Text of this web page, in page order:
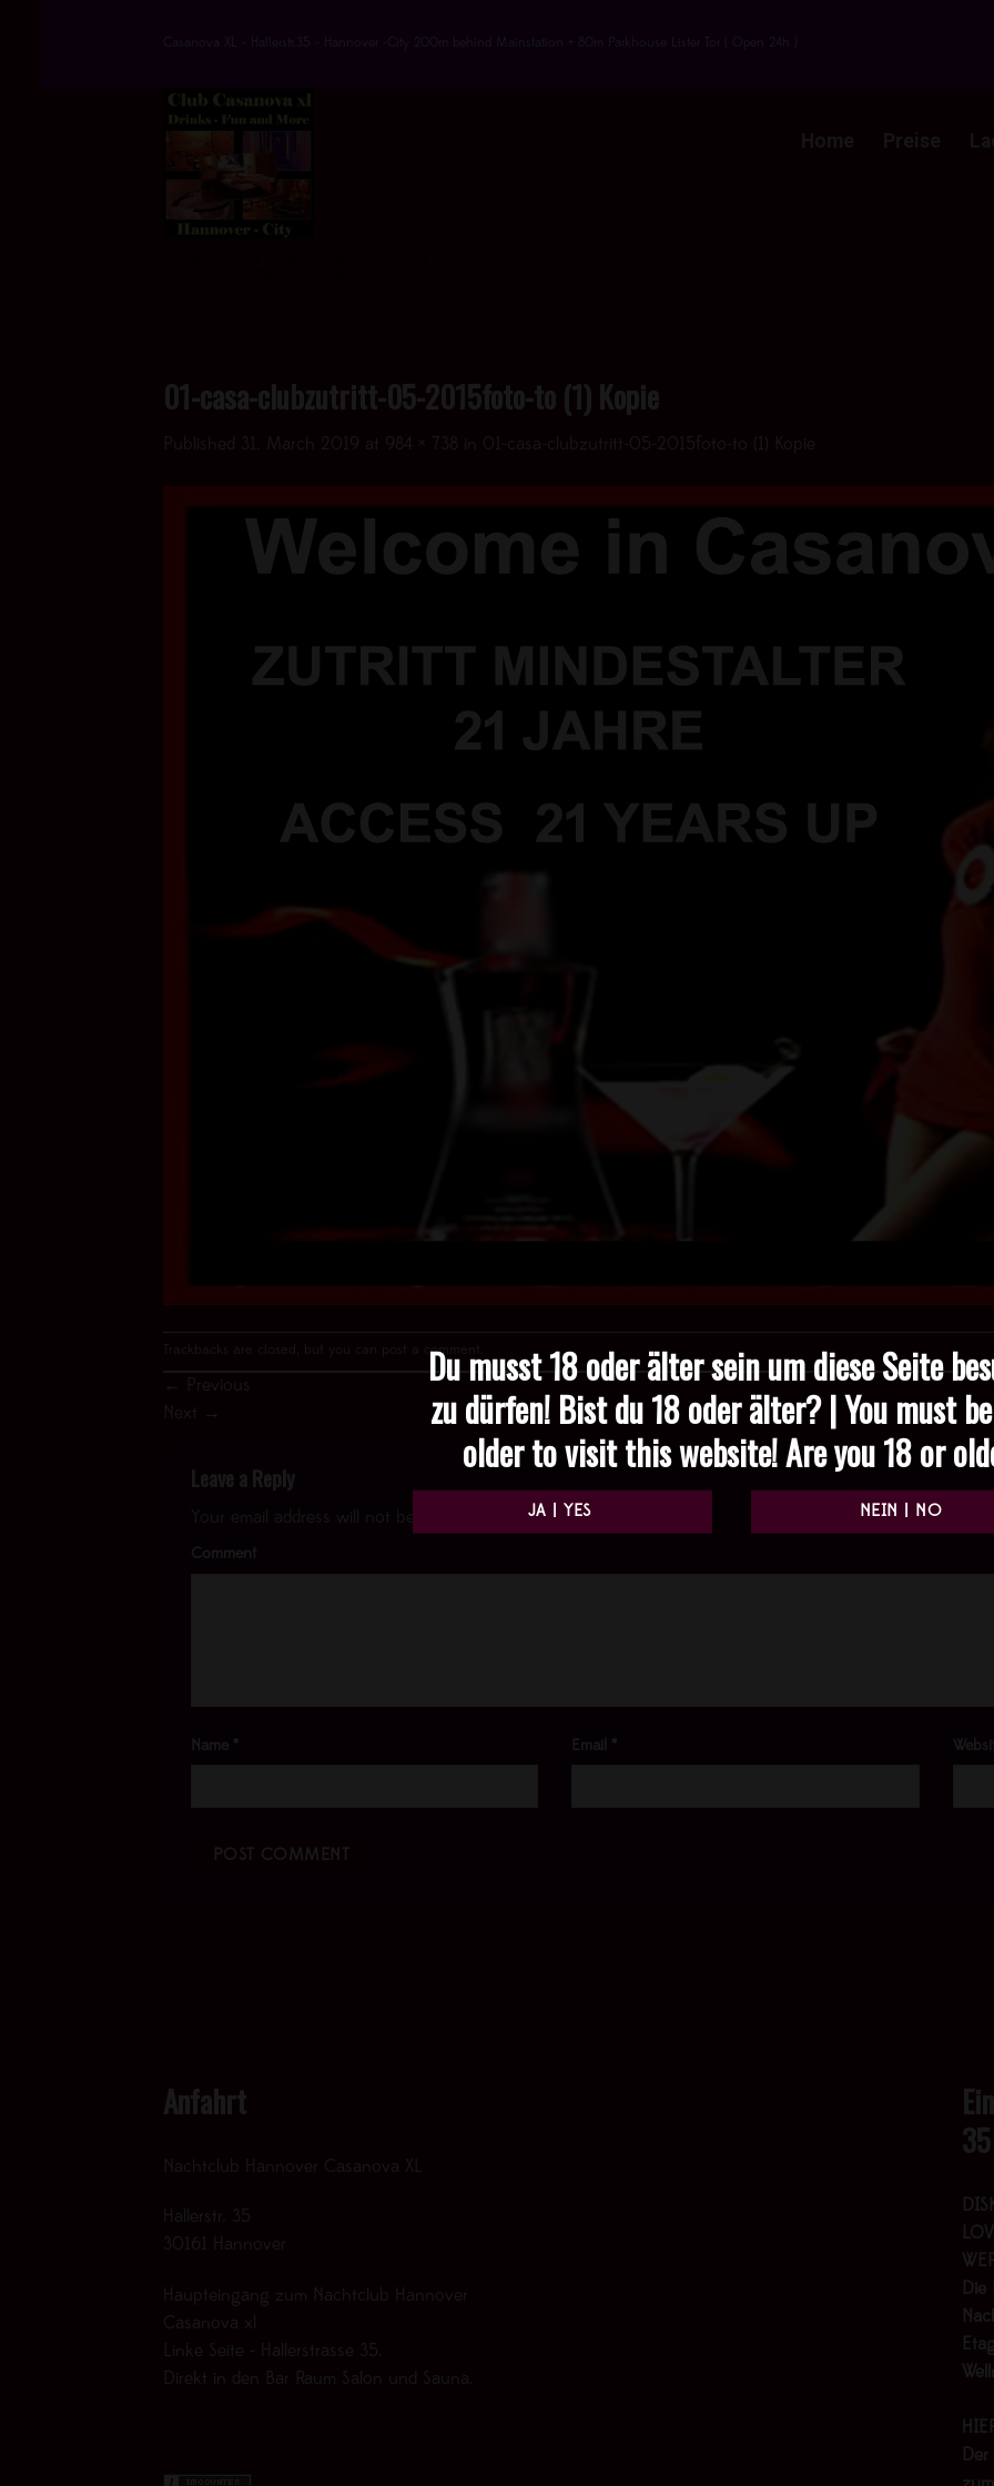
Du musst 18 oder älter sein um diese Seite
zu dürfen! Bist du 18 oder älter? | You must
older to visit this website! Are you 18 or
Casanova XL - Hallerstr.35 - Hannover -City 200m behind Mainstation + 80m Parkhouse Lister Tor ( Open 24h )
01-casa-clubzutritt-05-2015foto-to (1) Kopie
Published 31. March 2019 at 984 × 738 01-casa-clubzutritt-05-2015foto-to (1) Kopie
Trackbacks are closed, but you can post a comment
←
Previous
→
Leave a Reply
Your email address will not be published. Required fields are marked
Comment
Name * Email *
Anfahrt
Nachtclub Hannover Casanova XL
Hallerstr. 35
30161 Hannover
Haupteingang zum Nachtclub Hannover
Casanova xl
Linke Seite - Hallerstrasse 35.
Direkt in den Bar Raum Salon und Sauna.